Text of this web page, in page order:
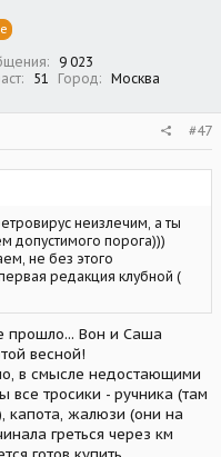
9 023
51 Город
Москва
#47
неизлечим, а ты
допустимого порога)))
не без этого
редакция клубной (
прошло... Вон и Саша
весной!
в смысле недостающими
все тросики - ручника (там
капота, жалюзи (они на
греться через км